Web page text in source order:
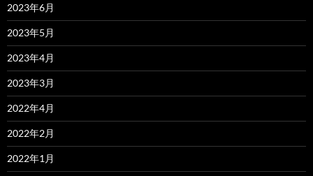
2023年6月
2023年5月
2023年4月
2023年3月
2022年4月
2022年2月
2022年1月